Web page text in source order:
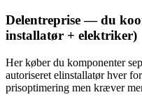
Delentreprise — du
installatør + elektriker)
Her køber du komponenter
autoriseret elinstallatør hver
prisoptimering men kræver